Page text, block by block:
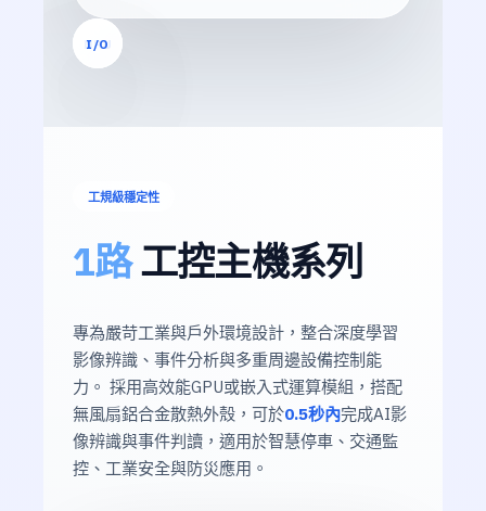
CPU
NPU
I/O
工規級穩定性
1路工控主機系列
專為嚴苛工業與戶外環境設計，整合深度學習
影像辨識、事件分析與多重周邊設備控制能
力。 採用高效能GPU或嵌入式運算模組，搭配
無風扇鋁合金散熱外殼，可於0.5秒內完成AI影
像辨識與事件判讀，適用於智慧停車、交通監
控、工業安全與防災應用。